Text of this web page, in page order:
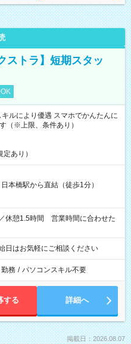
ストラ】短期スタッ
ルにより優遇 スマホでかんたんに
（※上限、条件あり）
あり）
本橋駅から直結（徒歩1分）
はお気軽にご相談ください
務 / パソコンスキル不要
する 詳細へ
掲載日：2026.08.07